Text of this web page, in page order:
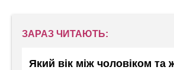
ЗАРАЗ ЧИТАЮТЬ:
Який вік між чоловіком та